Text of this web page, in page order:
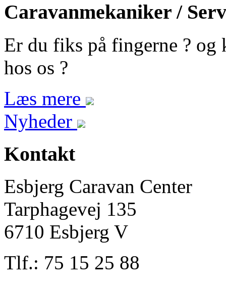
Caravanmekaniker /
Er du fiks på fingerne ? og
hos os ?
Læs mere
Nyheder
Kontakt
Esbjerg Caravan Center
Tarphagevej 135
6710 Esbjerg V
Tlf.: 75 15 25 88